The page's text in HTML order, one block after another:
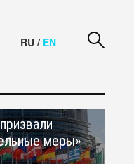
RU / EN
меры»